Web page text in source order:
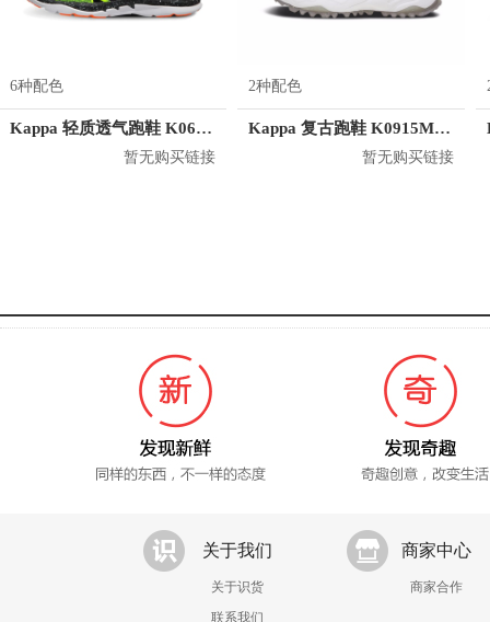
6种配色
Kappa 轻质透气跑鞋 K0625MQ58
暂无购买链接
2种配色
Kappa 复古跑鞋 K0915MM03
暂无购买链接
关于我们
关于识货
联系我们
商家中心
商家合作